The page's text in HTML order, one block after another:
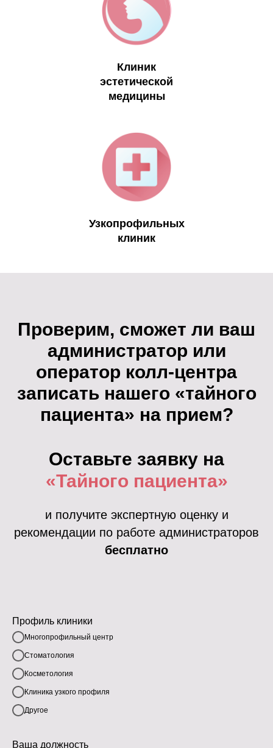
Клиник
эстетической
медицины
Узкопрофильных
клиник
Проверим, сможет ли ваш
администратор или
оператор колл-центра
записать нашего «тайного
пациента» на прием?
Оставьте заявку на
«Тайного пациента»
и получите экспертную оценку и
рекомендации по работе администраторов
бесплатно
Профиль клиники
Многопрофильный центр
Стоматология
Косметология
Клиника узкого профиля
Другое
Ваша должность